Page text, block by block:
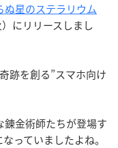
ぬ星のステラリウム
にリリースしまし
跡を創る”スマホ向け
金術師たちが登場す
っていましたよね。